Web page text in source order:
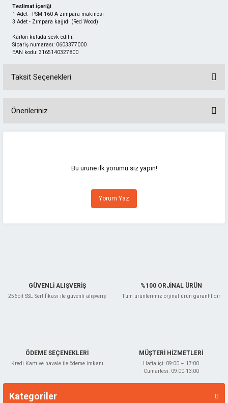
Teslimat İçeriği
1 Adet - PSM 160 A zımpara makinesi
3 Adet - Zımpara kağıdı (Red Wood)
Karton kutuda sevk edilir.
Sipariş numarası: 0603377000
EAN kodu: 3165140327800
Taksit Seçenekleri
Önerileriniz
Görüş ve önerileriniz için teşekkür ederiz.
Ürün resmi kalitesiz, bozuk veya görüntülenemiyor.
Ürün açıklamasında eksik bilgiler bulunuyor.
Bu ürüne ilk yorumu siz yapın!
Yorum Yaz
GÜVENLİ ALIŞVERİŞ
256bit SSL Sertifikası ile güvenli alışveriş
%100 ORJİNAL ÜRÜN
Tüm ürünlerimiz orjinal ürün garantilidir
ÖDEME SEÇENEKLERİ
Kredi Kartı ve havale ile ödeme imkanı
MÜŞTERİ HİZMETLERİ
Hafta İçi: 09:00 – 17:00
Cumartesi: 09:00-13:00
Kategoriler
Markalar